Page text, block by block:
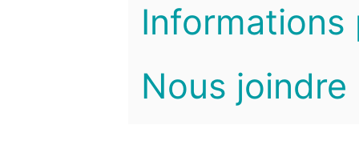
Informations
Nous joindre